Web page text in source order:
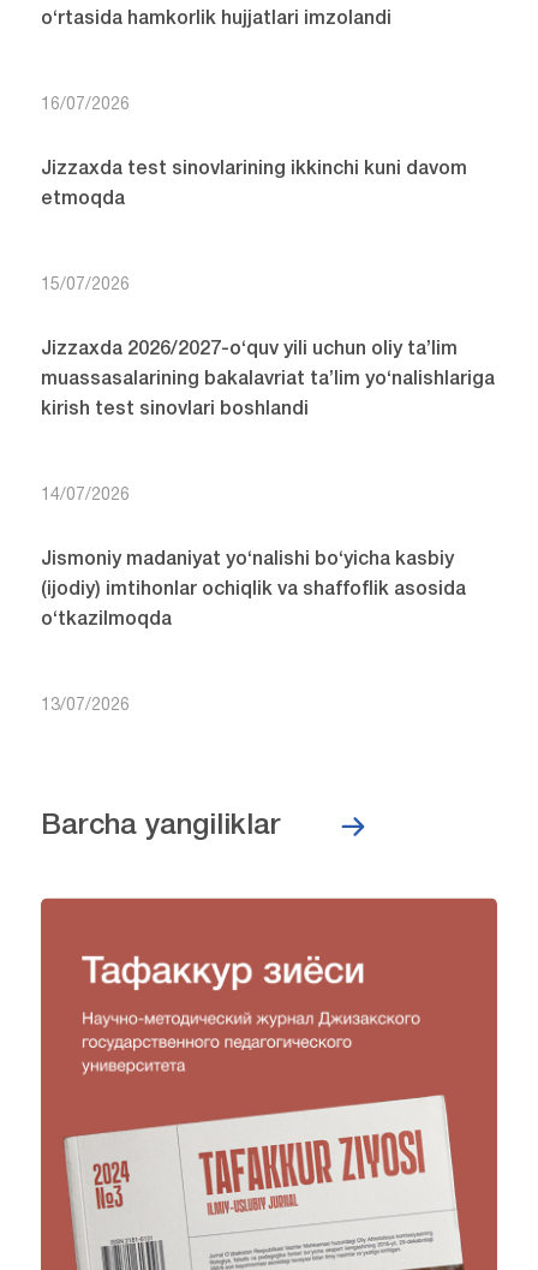
o‘rtasida hamkorlik hujjatlari imzolandi
16/07/2026
Jizzaxda test sinovlarining ikkinchi kuni davom
etmoqda
15/07/2026
Jizzaxda 2026/2027-o‘quv yili uchun oliy ta’lim
muassasalarining bakalavriat ta’lim yo‘nalishlariga
kirish test sinovlari boshlandi
14/07/2026
Jismoniy madaniyat yo‘nalishi bo‘yicha kasbiy
(ijodiy) imtihonlar ochiqlik va shaffoflik asosida
o‘tkazilmoqda
13/07/2026
Barcha yangiliklar